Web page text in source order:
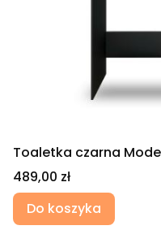
Toaletka czarna
Cena
489,00 zł
Do koszyka